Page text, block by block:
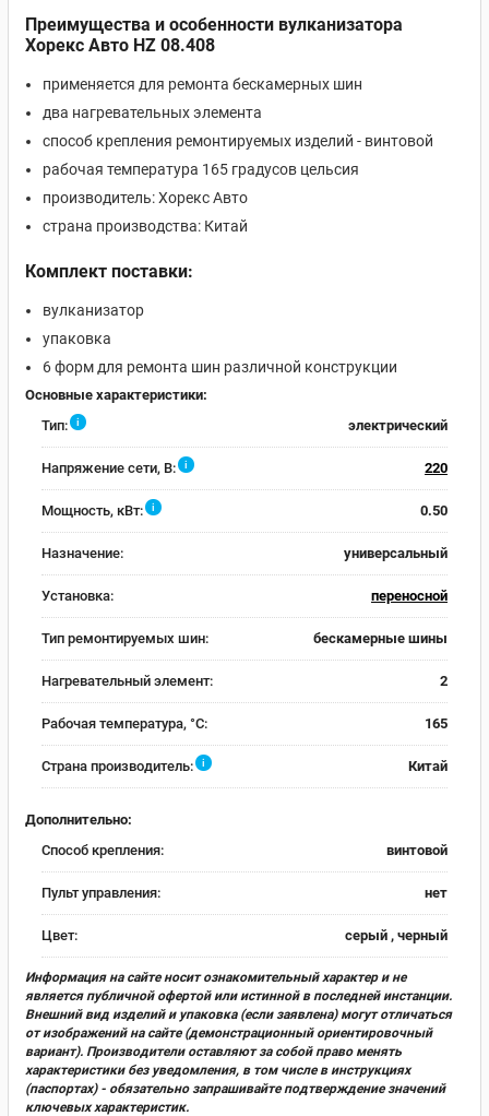
Преимущества и особенности вулканизатора
Хорекс Авто HZ 08.408
применяется для ремонта бескамерных шин
два нагревательных элемента
способ крепления ремонтируемых изделий - винтовой
рабочая температура 165 градусов цельсия
производитель: Хорекс Авто
страна производства: Китай
Комплект поставки:
вулканизатор
упаковка
6 форм для ремонта шин различной конструкции
Основные характеристики:
Тип:
i электрический
Напряжение сети, В: i 220
Мощность, кВт: i 0.50
Назначение: универсальный
Установка: переносной
Тип ремонтируемых шин: бескамерные шины
Нагревательный элемент: 2
Рабочая температура, °С: 165
Страна производитель: i Китай
Дополнительно:
Способ крепления:
винтовой
Пульт управления: нет
Цвет: серый , черный
Информация на сайте носит ознакомительный характер и не
является публичной офертой или истинной в последней инстанции.
Внешний вид изделий и упаковка (если заявлена) могут отличаться
от изображений на сайте (демонстрационный ориентировочный
вариант). Производители оставляют за собой право менять
характеристики без уведомления, в том числе в инструкциях
(паспортах) - обязательно запрашивайте подтверждение значений
ключевых характеристик.